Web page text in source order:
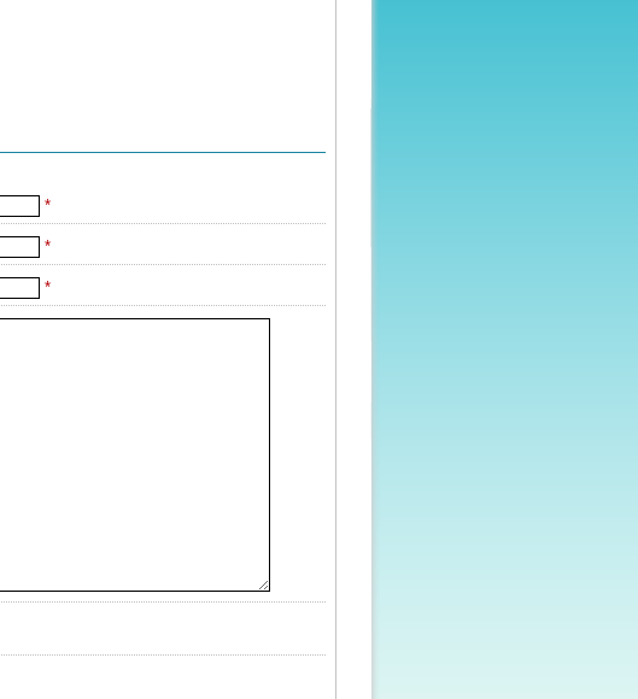
*
*
*